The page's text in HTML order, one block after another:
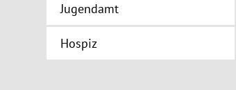
Jugendamt
Hospiz